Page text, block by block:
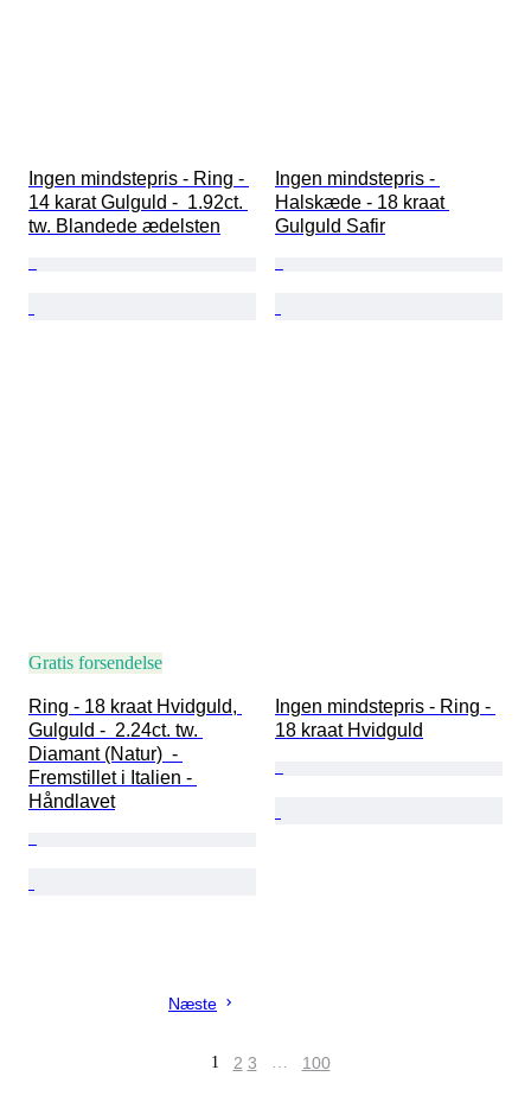
Ingen mindstepris - Ring -
14 karat Gulguld -  1.92ct.
tw. Blandede ædelsten
Ingen mindstepris -
Halskæde - 18 kraat
Gulguld Safir
Gratis forsendelse
Ring - 18 kraat Hvidguld,
Gulguld -  2.24ct. tw.
Diamant (Natur)  -
Fremstillet i Italien -
Håndlavet
Ingen mindstepris - Ring -
18 kraat Hvidguld
Næste
1 2 3 … 100